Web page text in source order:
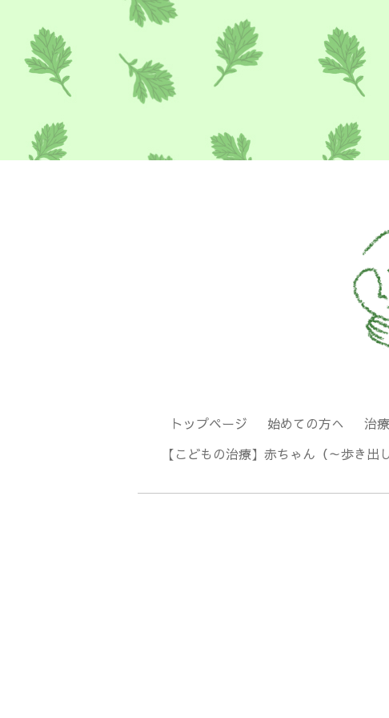
トップページ 始めての方へ 治
【こどもの治療】赤ちゃん（～歩き出